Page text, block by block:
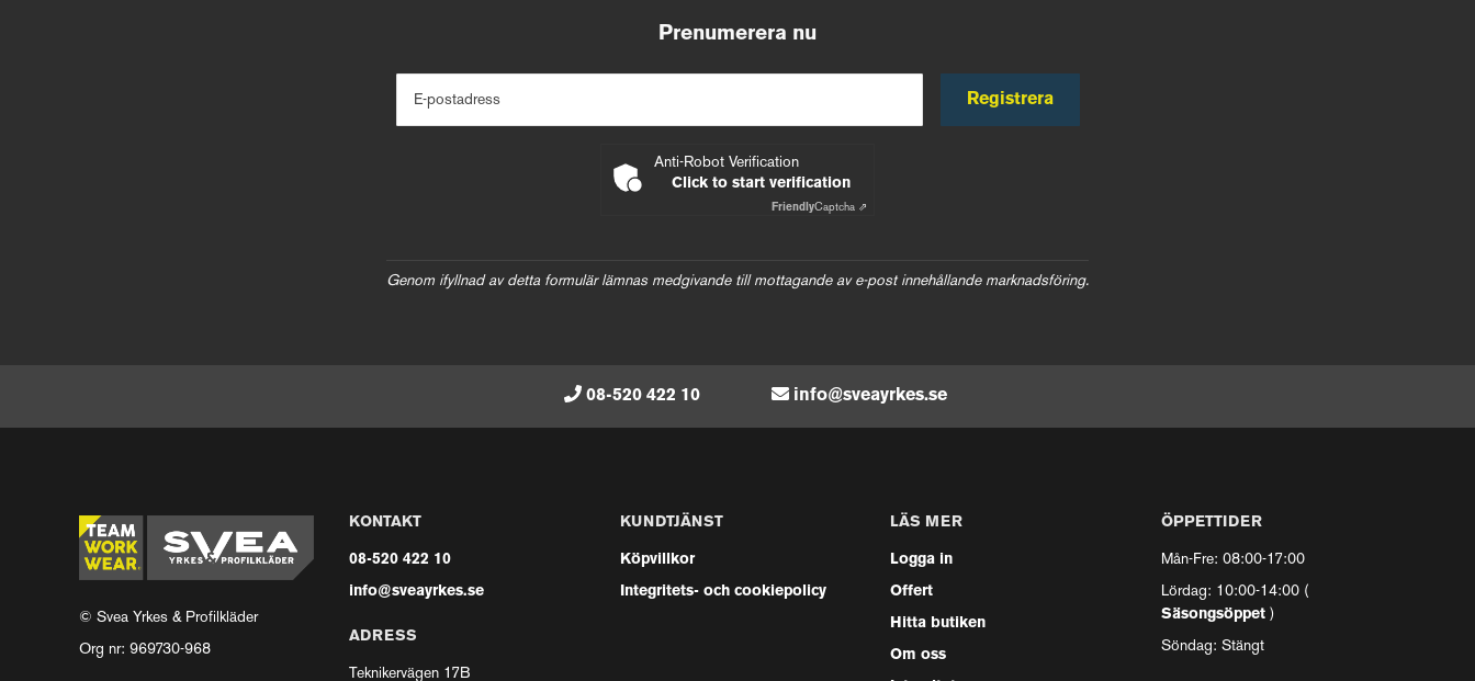
Prenumerera nu
E-postadress Registrera
Anti-Robot Verification
Click to start verification
FriendlyCaptcha ⇗
Genom ifyllnad av detta formulär lämnas medgivande till mottagande av e-post innehållande marknadsföring.
08-520 422 10 info@sveayrkes.se
© Svea Yrkes & Profilkläder
Org nr: 969730-968
KONTAKT
08-520 422 10
info@sveayrkes.se
ADRESS
Teknikervägen 17B
KUNDTJÄNST
Köpvillkor
Integritets- och cookiepolicy
LÄS MER
Logga in
Offert
Hitta butiken
Om oss
ÖPPETTIDER
Mån-Fre: 08:00-17:00
Lördag: 10:00-14:00 (
Säsongsöppet )
Söndag: Stängt